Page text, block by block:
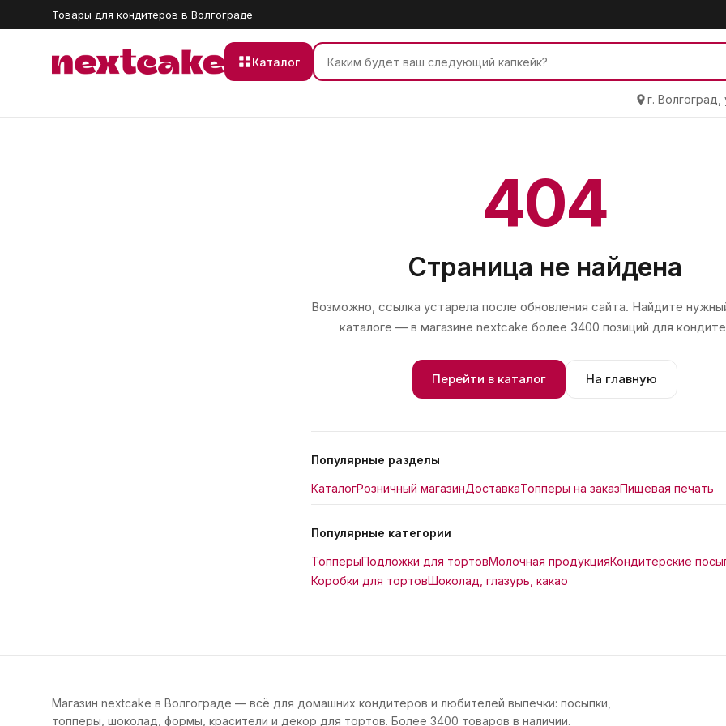
Товары для кондитеров в Волгограде
Каталог
г.
404
Страница не найдена
Возможно, ссылка устарела после обновления сайта. Найдите
каталоге — в магазине nextcake более 3400 позиций для
Перейти в каталог На главную
Популярные разделы
КаталогРозничный магазинДоставкаТопперы на заказПищевая печать
Популярные категории
ТопперыПодложки для тортовМолочная продукцияКондитерские
Коробки для тортовШоколад, глазурь, какао
Магазин nextcake в Волгограде — всё для домашних кондитеров и любителей выпечки: посыпки,
топперы, шоколад, формы, красители и декор для тортов. Более 3400 товаров в наличии.